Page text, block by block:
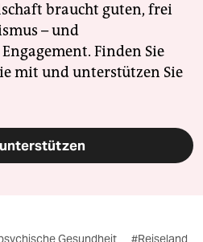
braucht guten, frei
– und
Finden Sie
mit und unterstützen Sie
Gesundheit #Reiseland